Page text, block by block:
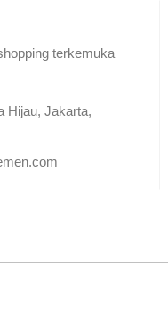
terkemuka
Hijau, Jakarta,